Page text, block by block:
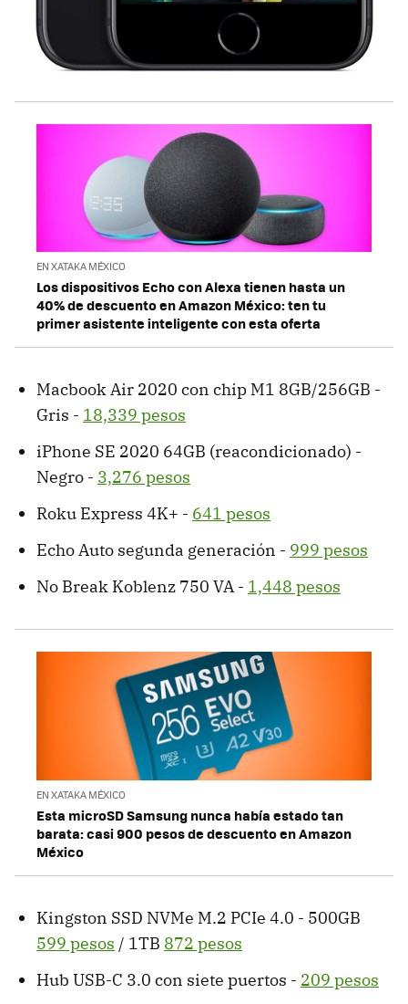
EN XATAKA MÉXICO
Los dispositivos Echo con Alexa tienen hasta un
40% de descuento en Amazon México: ten tu
primer asistente inteligente con esta oferta
Macbook Air 2020 con chip M1 8GB/256GB -
Gris - 18,339 pesos
iPhone SE 2020 64GB (reacondicionado) -
Negro - 3,276 pesos
Roku Express 4K+ - 641 pesos
Echo Auto segunda generación - 999 pesos
No Break Koblenz 750 VA - 1,448 pesos
EN XATAKA MÉXICO
Esta microSD Samsung nunca había estado tan
barata: casi 900 pesos de descuento en Amazon
México
Kingston SSD NVMe M.2 PCIe 4.0 - 500GB
599 pesos / 1TB 872 pesos
Hub USB-C 3.0 con siete puertos - 209 pesos